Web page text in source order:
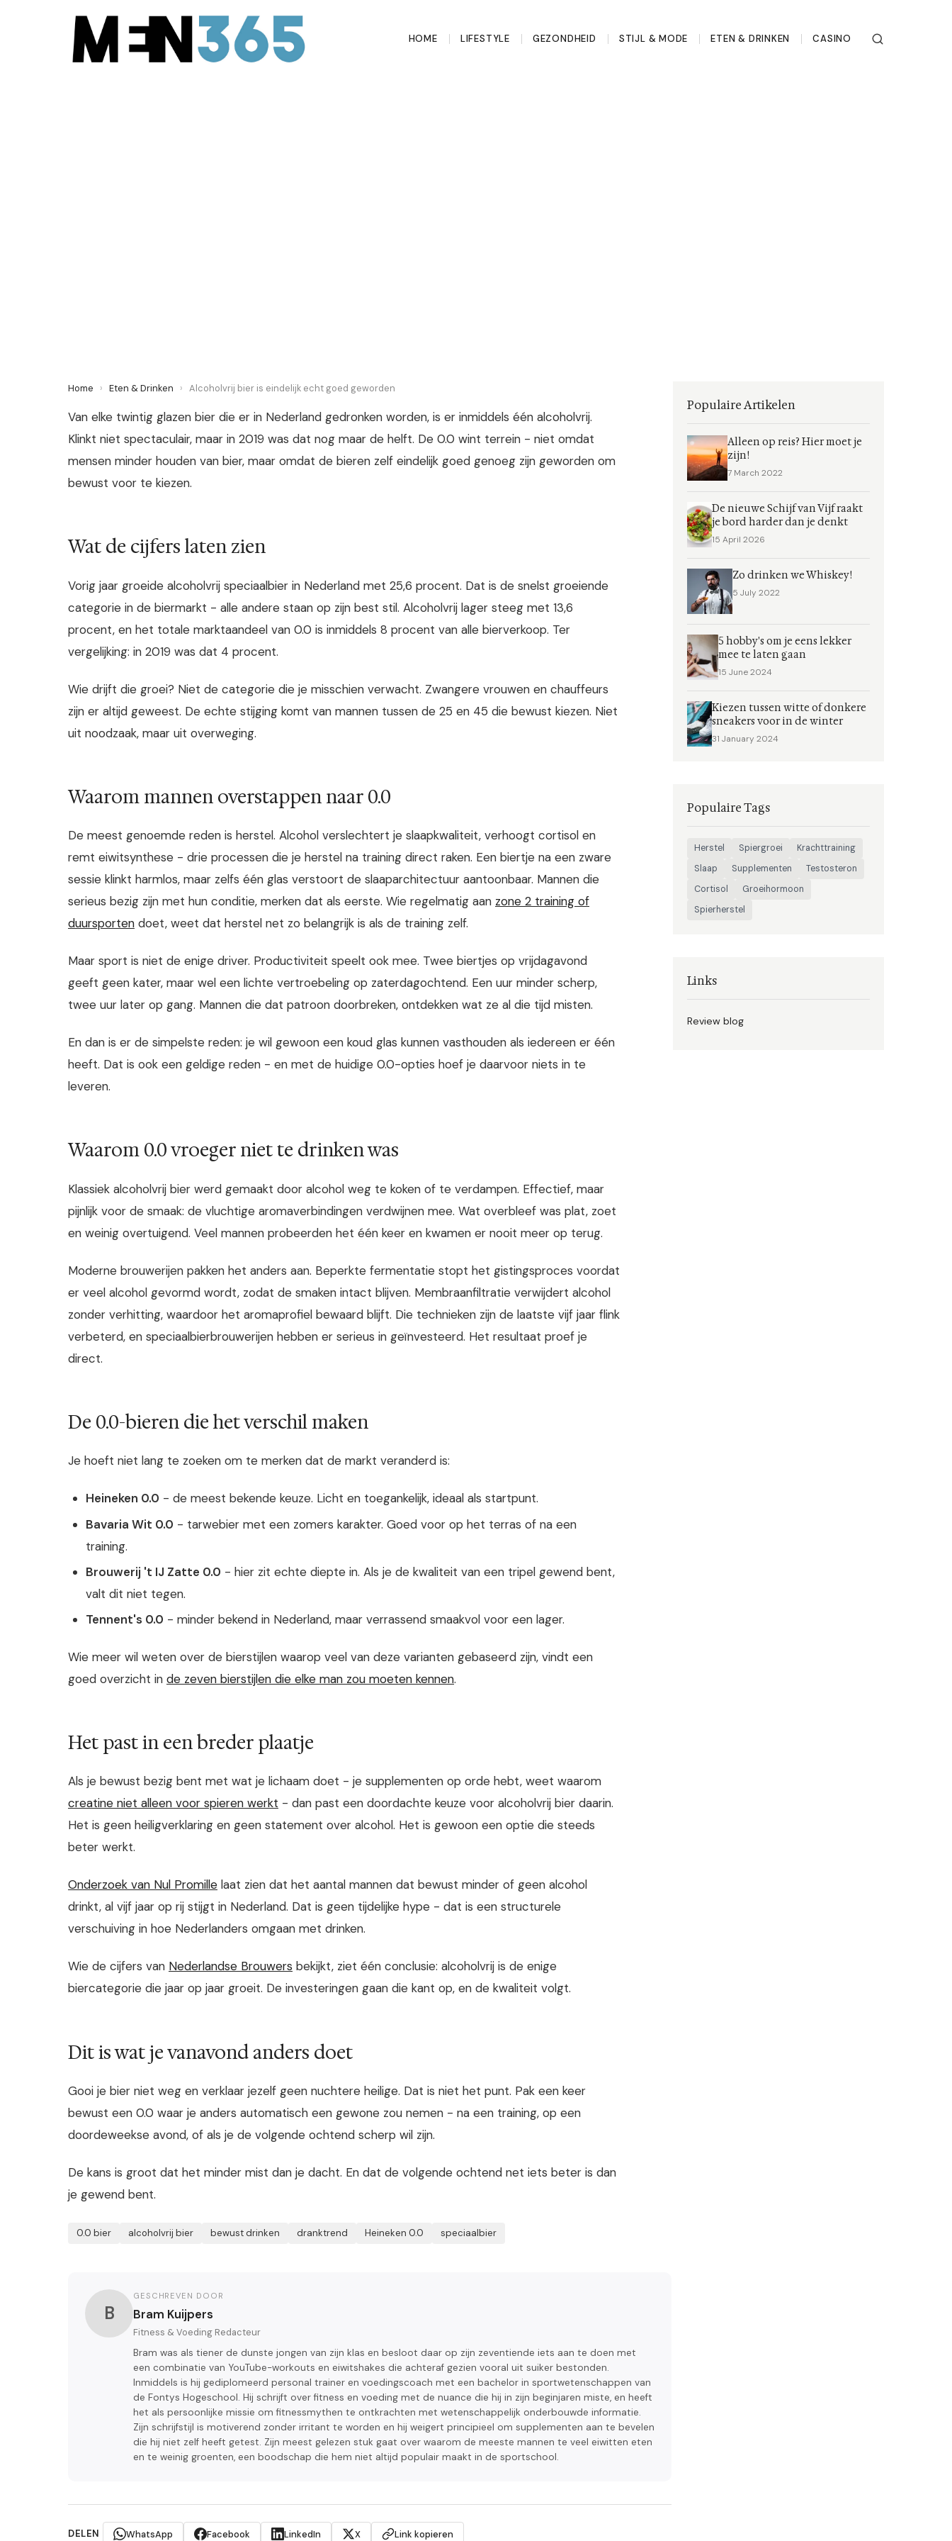
HOME LIFESTYLE GEZONDHEID STIJL & MODE ETEN & DRINKEN CASINO
Home › Eten & Drinken › Alcoholvrij bier is eindelijk echt goed geworden
Van elke twintig glazen bier die er in Nederland gedronken worden, is er inmiddels één alcoholvrij.
Klinkt niet spectaculair, maar in 2019 was dat nog maar de helft. De 0.0 wint terrein - niet omdat
mensen minder houden van bier, maar omdat de bieren zelf eindelijk goed genoeg zijn geworden om
bewust voor te kiezen.
Wat de cijfers laten zien
Vorig jaar groeide alcoholvrij speciaalbier in Nederland met 25,6 procent. Dat is de snelst groeiende
categorie in de biermarkt - alle andere staan op zijn best stil. Alcoholvrij lager steeg met 13,6
procent, en het totale marktaandeel van 0.0 is inmiddels 8 procent van alle bierverkoop. Ter
vergelijking: in 2019 was dat 4 procent.
Wie drijft die groei? Niet de categorie die je misschien verwacht. Zwangere vrouwen en chauffeurs
zijn er altijd geweest. De echte stijging komt van mannen tussen de 25 en 45 die bewust kiezen. Niet
uit noodzaak, maar uit overweging.
Waarom mannen overstappen naar 0.0
De meest genoemde reden is herstel. Alcohol verslechtert je slaapkwaliteit, verhoogt cortisol en
remt eiwitsynthese - drie processen die je herstel na training direct raken. Een biertje na een zware
sessie klinkt harmlos, maar zelfs één glas verstoort de slaaparchitectuur aantoonbaar. Mannen die
serieus bezig zijn met hun conditie, merken dat als eerste. Wie regelmatig aan zone 2 training of
duursporten doet, weet dat herstel net zo belangrijk is als de training zelf.
Maar sport is niet de enige driver. Productiviteit speelt ook mee. Twee biertjes op vrijdagavond
geeft geen kater, maar wel een lichte vertroebeling op zaterdagochtend. Een uur minder scherp,
twee uur later op gang. Mannen die dat patroon doorbreken, ontdekken wat ze al die tijd misten.
En dan is er de simpelste reden: je wil gewoon een koud glas kunnen vasthouden als iedereen er één
heeft. Dat is ook een geldige reden - en met de huidige 0.0-opties hoef je daarvoor niets in te
leveren.
Waarom 0.0 vroeger niet te drinken was
Klassiek alcoholvrij bier werd gemaakt door alcohol weg te koken of te verdampen. Effectief, maar
pijnlijk voor de smaak: de vluchtige aromaverbindingen verdwijnen mee. Wat overbleef was plat, zoet
en weinig overtuigend. Veel mannen probeerden het één keer en kwamen er nooit meer op terug.
Moderne brouwerijen pakken het anders aan. Beperkte fermentatie stopt het gistingsproces voordat
er veel alcohol gevormd wordt, zodat de smaken intact blijven. Membraanfiltratie verwijdert alcohol
zonder verhitting, waardoor het aromaprofiel bewaard blijft. Die technieken zijn de laatste vijf jaar flink
verbeterd, en speciaalbierbrouwerijen hebben er serieus in geïnvesteerd. Het resultaat proef je
direct.
De 0.0-bieren die het verschil maken
Je hoeft niet lang te zoeken om te merken dat de markt veranderd is:
Heineken 0.0 - de meest bekende keuze. Licht en toegankelijk, ideaal als startpunt.
Bavaria Wit 0.0 - tarwebier met een zomers karakter. Goed voor op het terras of na een
training.
Brouwerij 't IJ Zatte 0.0 - hier zit echte diepte in. Als je de kwaliteit van een tripel gewend bent,
valt dit niet tegen.
Tennent's 0.0 - minder bekend in Nederland, maar verrassend smaakvol voor een lager.
Wie meer wil weten over de bierstijlen waarop veel van deze varianten gebaseerd zijn, vindt een
goed overzicht in de zeven bierstijlen die elke man zou moeten kennen.
Het past in een breder plaatje
Als je bewust bezig bent met wat je lichaam doet - je supplementen op orde hebt, weet waarom
creatine niet alleen voor spieren werkt - dan past een doordachte keuze voor alcoholvrij bier daarin.
Het is geen heiligverklaring en geen statement over alcohol. Het is gewoon een optie die steeds
beter werkt.
Onderzoek van Nul Promille laat zien dat het aantal mannen dat bewust minder of geen alcohol
drinkt, al vijf jaar op rij stijgt in Nederland. Dat is geen tijdelijke hype - dat is een structurele
verschuiving in hoe Nederlanders omgaan met drinken.
Wie de cijfers van Nederlandse Brouwers bekijkt, ziet één conclusie: alcoholvrij is de enige
biercategorie die jaar op jaar groeit. De investeringen gaan die kant op, en de kwaliteit volgt.
Dit is wat je vanavond anders doet
Gooi je bier niet weg en verklaar jezelf geen nuchtere heilige. Dat is niet het punt. Pak een keer
bewust een 0.0 waar je anders automatisch een gewone zou nemen - na een training, op een
doordeweekse avond, of als je de volgende ochtend scherp wil zijn.
De kans is groot dat het minder mist dan je dacht. En dat de volgende ochtend net iets beter is dan
je gewend bent.
0.0 bier alcoholvrij bier bewust drinken dranktrend Heineken 0.0 speciaalbier
B
GESCHREVEN DOOR
Bram Kuijpers
Fitness & Voeding Redacteur
Bram was als tiener de dunste jongen van zijn klas en besloot daar op zijn zeventiende iets aan te doen met
een combinatie van YouTube-workouts en eiwitshakes die achteraf gezien vooral uit suiker bestonden.
Inmiddels is hij gediplomeerd personal trainer en voedingscoach met een bachelor in sportwetenschappen van
de Fontys Hogeschool. Hij schrijft over fitness en voeding met de nuance die hij in zijn beginjaren miste, en heeft
het als persoonlijke missie om fitnessmythen te ontkrachten met wetenschappelijk onderbouwde informatie.
Zijn schrijfstijl is motiverend zonder irritant te worden en hij weigert principieel om supplementen aan te bevelen
die hij niet zelf heeft getest. Zijn meest gelezen stuk gaat over waarom de meeste mannen te veel eiwitten eten
en te weinig groenten, een boodschap die hem niet altijd populair maakt in de sportschool.
DELEN WhatsApp Facebook LinkedIn X Link kopieren
Populaire Artikelen
Alleen op reis? Hier moet je
zijn!
7 March 2022
De nieuwe Schijf van Vijf raakt
je bord harder dan je denkt
15 April 2026
Zo drinken we Whiskey!
5 July 2022
5 hobby's om je eens lekker
mee te laten gaan
15 June 2024
Kiezen tussen witte of donkere
sneakers voor in de winter
31 January 2024
Populaire Tags
Herstel Spiergroei
Krachttraining
Slaap
Supplementen
Testosteron
Cortisol
Groeihormoon
Spierherstel
Links
Review blog